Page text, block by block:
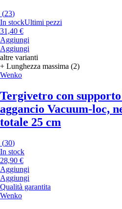
(23)
In stockUltimi pezzi
31,40 €
Aggiungi
Aggiungi
altre varianti
+ Lunghezza massima (2)
Wenko
Tergivetro con
aggancio Vacuum-loc,
totale 25 cm
(30)
In stock
28,90 €
Aggiungi
Aggiungi
Qualità garantita
Wenko